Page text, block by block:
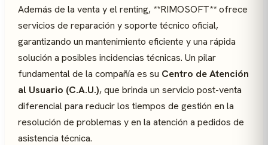
Además de la venta y el renting, **RIMOSOFT** ofrece
servicios de reparación y soporte técnico oficial,
garantizando un mantenimiento eficiente y una rápida
solución a posibles incidencias técnicas. Un pilar
fundamental de la compañía es su Centro de Atención
al Usuario (C.A.U.), que brinda un servicio post-venta
diferencial para reducir los tiempos de gestión en la
resolución de problemas y en la atención a pedidos de
asistencia técnica.